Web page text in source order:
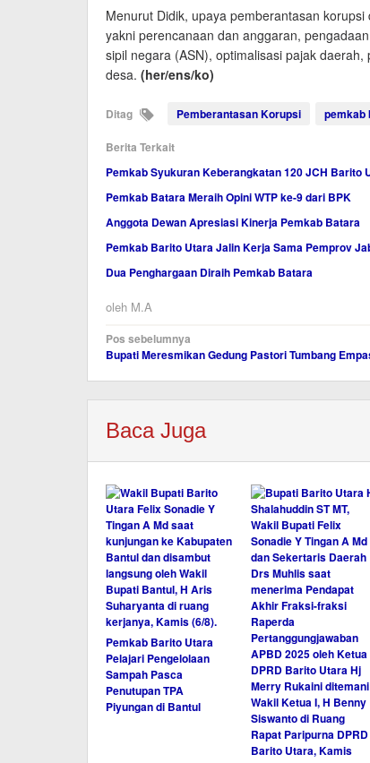
Menurut Didik, upaya pemberantasan
yakni perencanaan dan anggaran,
sipil negara (ASN), optimalisasi pajak
desa. (her/ens/ko)
Ditag Pemberantasan Korupsi pemkab
Berita Terkait
Pemkab Syukuran Keberangkatan 120 JCH Barito
Pemkab Batara Meraih Opini WTP ke-9 dari BPK
Anggota Dewan Apresiasi Kinerja Pemkab Batara
Pemkab Barito Utara Jalin Kerja Sama Pemprov
Dua Penghargaan Diraih Pemkab Batara
oleh M.A
Navigasi
pos
Pos sebelumnya
Bupati Meresmikan Gedung Pastori Tumbang
Baca Juga
Pemkab Barito Utara
Pelajari Pengelolaan
Sampah Pasca
Penutupan TPA
Piyungan di Bantul